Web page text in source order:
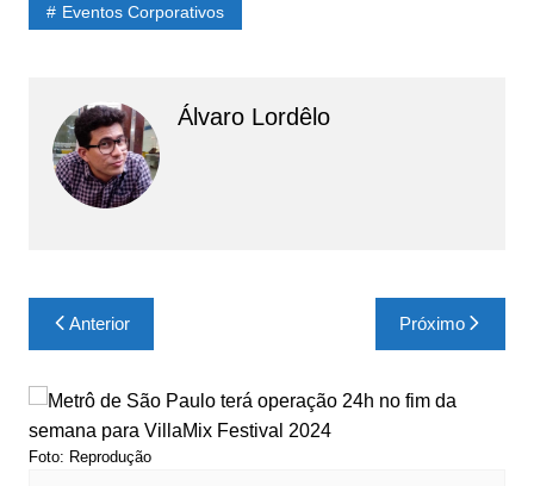
Eventos Corporativos
Álvaro Lordêlo
Navegação
de
Post
Anterior Próximo
Foto: Reprodução